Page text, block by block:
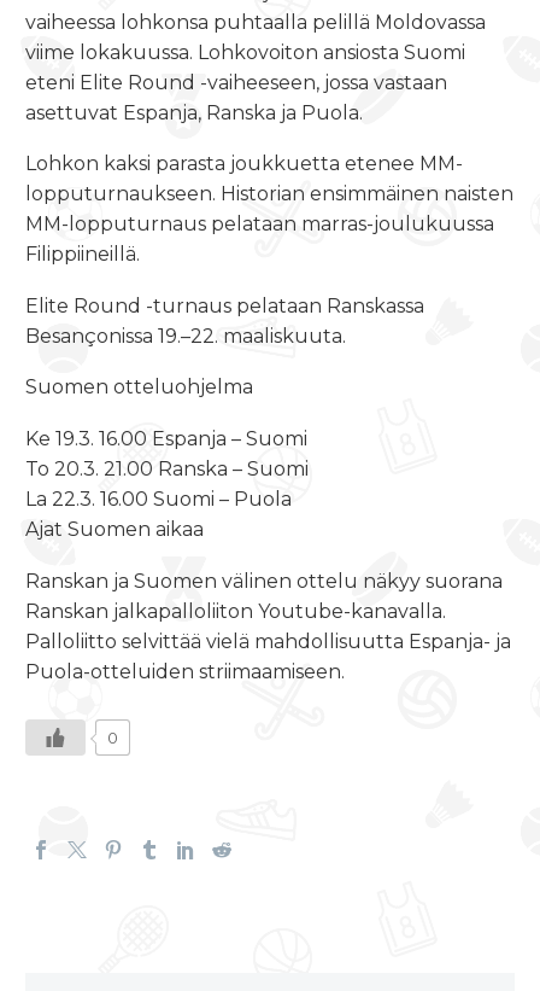
vaiheessa lohkonsa puhtaalla pelillä Moldovassa
viime lokakuussa. Lohkovoiton ansiosta Suomi
eteni Elite Round -vaiheeseen, jossa vastaan
asettuvat Espanja, Ranska ja Puola.
Lohkon kaksi parasta joukkuetta etenee MM-
lopputurnaukseen. Historian ensimmäinen naisten
MM-lopputurnaus pelataan marras-joulukuussa
Filippiineillä.
Elite Round -turnaus pelataan Ranskassa
Besançonissa 19.–22. maaliskuuta.
Suomen otteluohjelma
Ke 19.3. 16.00 Espanja – Suomi
To 20.3. 21.00 Ranska – Suomi
La 22.3. 16.00 Suomi – Puola
Ajat Suomen aikaa
Ranskan ja Suomen välinen ottelu näkyy suorana
Ranskan jalkapalloliiton Youtube-kanavalla.
Palloliitto selvittää vielä mahdollisuutta Espanja- ja
Puola-otteluiden striimaamiseen.
0